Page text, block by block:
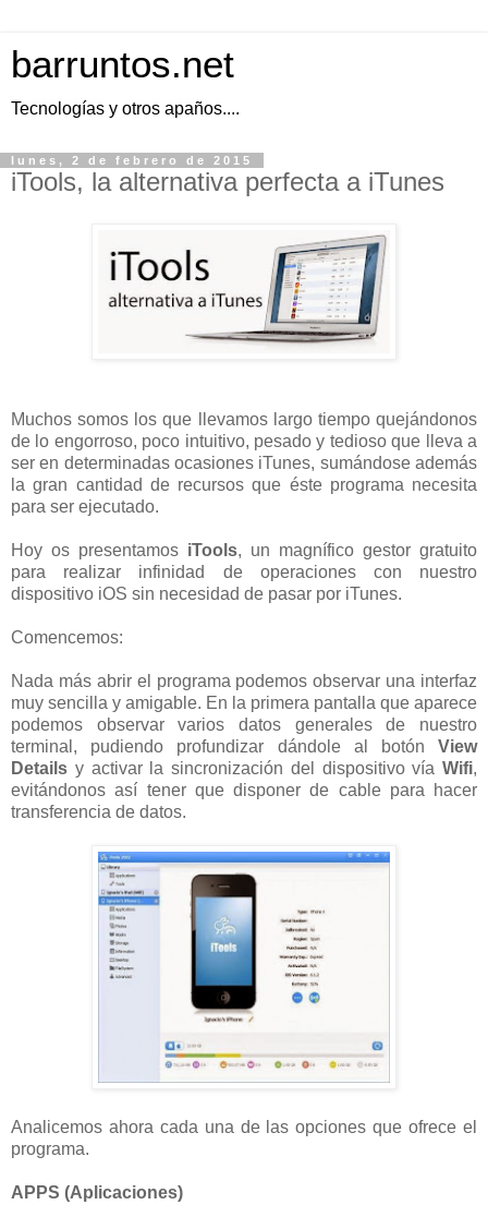
barruntos.net
Tecnologías y otros apaños....
lunes, 2 de febrero de 2015
iTools, la alternativa perfecta a iTunes
Muchos somos los que llevamos largo tiempo quejándonos
de lo engorroso, poco intuitivo, pesado y tedioso que lleva a
ser en determinadas ocasiones iTunes, sumándose además
la gran cantidad de recursos que éste programa necesita
para ser ejecutado.
Hoy os presentamos iTools, un magnífico gestor gratuito
para realizar infinidad de operaciones con nuestro
dispositivo iOS sin necesidad de pasar por iTunes.
Comencemos:
Nada más abrir el programa podemos observar una interfaz
muy sencilla y amigable. En la primera pantalla que aparece
podemos observar varios datos generales de nuestro
terminal, pudiendo profundizar dándole al botón View
Details y activar la sincronización del dispositivo vía Wifi,
evitándonos así tener que disponer de cable para hacer
transferencia de datos.
Analicemos ahora cada una de las opciones que ofrece el
programa.
APPS (Aplicaciones)